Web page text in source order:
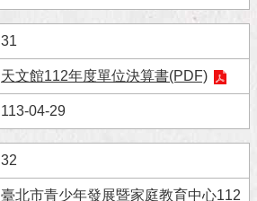
31
天文館112年度單位決算書(PDF)
113-04-29
32
臺北市青少年發展暨家庭教育中心112